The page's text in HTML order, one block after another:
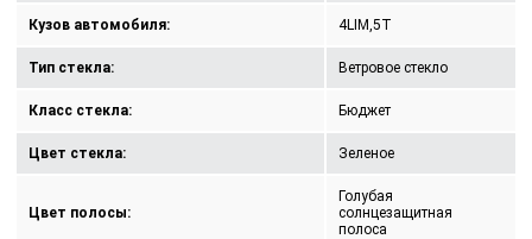
Кузов автомобиля: 4LIM,5T
Тип стекла: Ветровое стекло
Класс стекла: Бюджет
Цвет стекла: Зеленое
Цвет полосы:
Голубая
солнцезащитная
полоса